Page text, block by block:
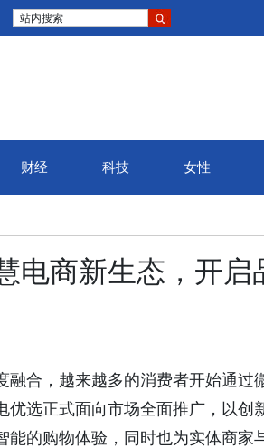
站内搜索
财经 科技 女性
电商新生态，开启
合，越来越多的消费者开始通过
选正式面向市场全面推广，以创
的购物体验，同时也为实体商家